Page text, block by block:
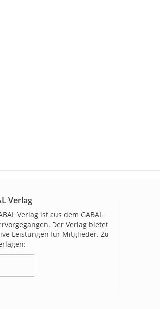
Verlag
Verlag ist aus dem GABAL
Der Verlag bietet
Leistungen für Mitglieder. Zu